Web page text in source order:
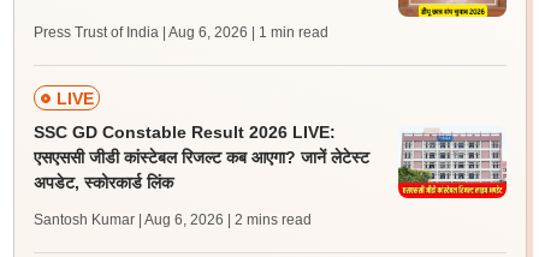
Press Trust of India | Aug 6, 2026 | 1 min read
LIVE
SSC GD Constable Result 2026 LIVE:
एसएससी जीडी कांस्टेबल रिजल्ट कब आएगा? जानें लेटेस्ट
अपडेट, स्कोरकार्ड लिंक
Santosh Kumar | Aug 6, 2026 | 2 mins read